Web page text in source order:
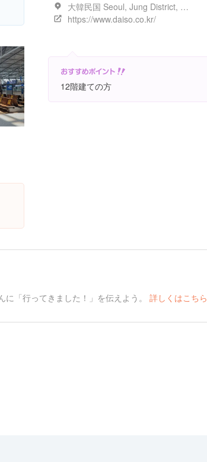
大韓民国 Seoul, Jung District, 퇴계로 134-1
https://www.daiso.co.kr/
12階建ての方
「行ってきました！」を伝えよう。 詳しくはこちら